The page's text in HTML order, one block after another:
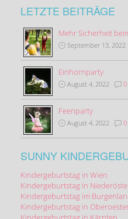
LETZTE BEITRÄGE
Mehr Sicherheit
September 13, 2022
Einhornparty
August 4, 2022 0
Feenparty
August 4, 2022 0
SUNNY
Kindergeburtstag in Wien
Kindergeburtstag in
Kindergeburtstag im
Kindergeburtstag in